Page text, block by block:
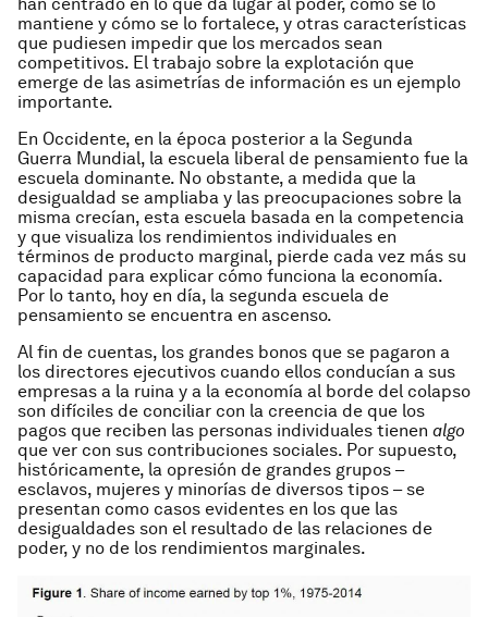
mantiene y cómo se lo fortalece, y otras características
que pudiesen impedir que los mercados sean
competitivos. El trabajo sobre la explotación que
emerge de las asimetrías de información es un ejemplo
importante.
En Occidente, en la época posterior a la Segunda
Guerra Mundial, la escuela liberal de pensamiento fue la
escuela dominante. No obstante, a medida que la
desigualdad se ampliaba y las preocupaciones sobre la
misma crecían, esta escuela basada en la competencia
y que visualiza los rendimientos individuales en
términos de producto marginal, pierde cada vez más su
capacidad para explicar cómo funciona la economía.
Por lo tanto, hoy en día, la segunda escuela de
pensamiento se encuentra en ascenso.
Al fin de cuentas, los grandes bonos que se pagaron a
los directores ejecutivos cuando ellos conducían a sus
empresas a la ruina y a la economía al borde del colapso
son difíciles de conciliar con la creencia de que los
pagos que reciben las personas individuales tienen algo
que ver con sus contribuciones sociales. Por supuesto,
históricamente, la opresión de grandes grupos –
esclavos, mujeres y minorías de diversos tipos – se
presentan como casos evidentes en los que las
desigualdades son el resultado de las relaciones de
poder, y no de los rendimientos marginales.